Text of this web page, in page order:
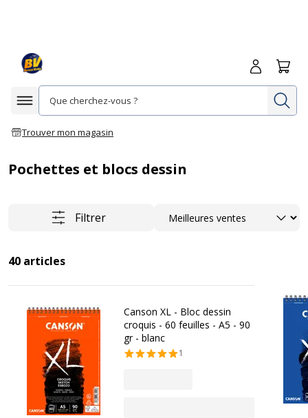
Afficher la navigation
Trouver mon magasin
Me
Pochettes et blocs dessin
Filtrer Trier
40 articles
Canson XL - Bloc dessin
croquis - 60 feuilles - A5 - 90
gr - blanc
1